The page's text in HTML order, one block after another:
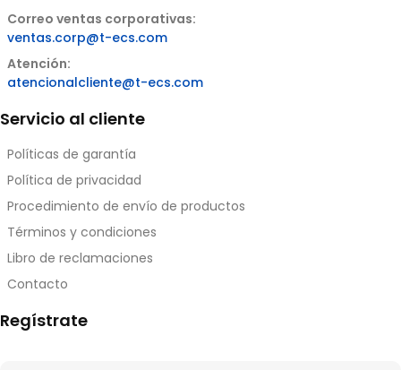
Correo ventas corporativas:
ventas.corp@t-ecs.com
Atención:
atencionalcliente@t-ecs.com
Servicio al cliente
Políticas de garantía
Política de privacidad
Procedimiento de envío de productos
Términos y condiciones
Libro de reclamaciones
Contacto
Regístrate